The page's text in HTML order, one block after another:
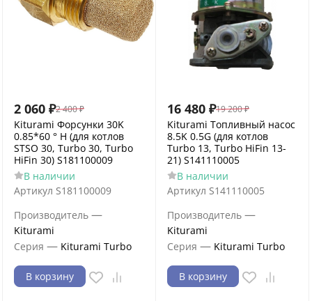
2 060 ₽2 400 ₽
Kiturami Форсунки 30K
0.85*60 ° H (для котлов
STSO 30, Turbo 30, Turbo
HiFin 30) S181100009
В наличии
Артикул S181100009
Производитель —
Kiturami
Серия — Kiturami Turbo
В корзину
16 480 ₽19 200 ₽
Kiturami Топливный насос
8.5K 0.5G (для котлов
Turbo 13, Turbo HiFin 13-
21) S141110005
В наличии
Артикул S141110005
Производитель —
Kiturami
Серия — Kiturami Turbo
В корзину